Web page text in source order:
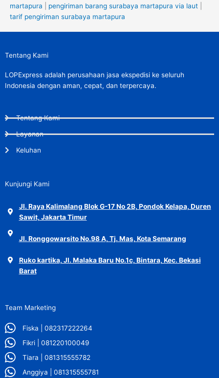
martapura
pengiriman barang surabaya martapura via laut
tarif pengiriman surabaya martapura
Tentang Kami
LOPExpress adalah perusahaan jasa ekspedisi ke seluruh
Indonesia dengan aman, cepat, dan terpercaya.
Tentang Kami
Layanan
Keluhan
Kunjungi Kami
Jl. Raya Kalimalang Blok G-17 No 2B, Pondok Kelapa, Duren
Sawit, Jakarta Timur
Jl. Ronggowarsito No.98 A, Tj. Mas, Kota Semarang
Ruko kartika, Jl. Malaka Baru No.1c, Bintara, Kec. Bekasi
Barat
Team Marketing
Fiska | 082317222264
Fikri | 081220100049
Tiara | 081315555782
Anggiya | 081315555781